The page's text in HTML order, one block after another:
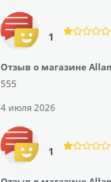
1
Отзыв о магазине
555
4 июля 2026
1